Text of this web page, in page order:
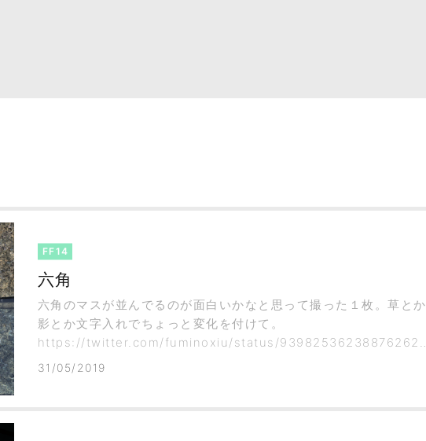
FF14
六角
六角のマスが並んでるのが面白いかなと思って撮った１枚。草とか
影とか文字入れでちょっと変化を付けて。
https://twitter.com/fuminoxiu/status/939825362388762624
結構いいSSだと思ったんですが、改めてゼッキ島の海の穴の側に撮
31/05/2019